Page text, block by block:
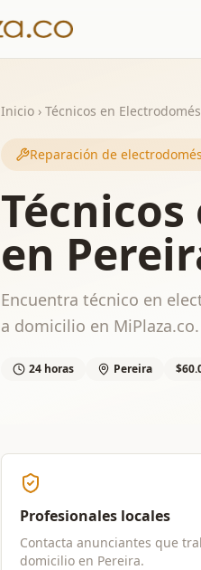
Inicio › Técnicos en
Reparación de
en
Encuentra técnico en
a domicilio en MiPlaza.co.
24 horas Pereira
Profesionales locales
Contacta anunciantes que
domicilio en Pereira.